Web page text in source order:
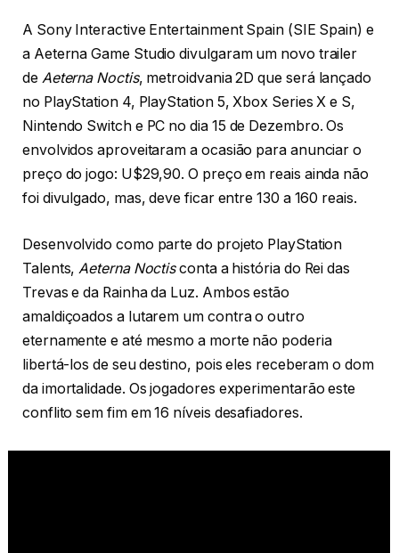
A Sony Interactive Entertainment Spain (SIE Spain) e
a Aeterna Game Studio divulgaram um novo trailer
de Aeterna Noctis, metroidvania 2D que será lançado
no PlayStation 4, PlayStation 5, Xbox Series X e S,
Nintendo Switch e PC no dia 15 de Dezembro. Os
envolvidos aproveitaram a ocasião para anunciar o
preço do jogo: U$29,90. O preço em reais ainda não
foi divulgado, mas, deve ficar entre 130 a 160 reais.
Desenvolvido como parte do projeto PlayStation
Talents, Aeterna Noctisconta a história do Rei das
Trevas e da Rainha da Luz. Ambos estão
amaldiçoados a lutarem um contra o outro
eternamente e até mesmo a morte não poderia
libertá-los de seu destino, pois eles receberam o dom
da imortalidade. Os jogadores experimentarão este
conflito sem fim em 16 níveis desafiadores.